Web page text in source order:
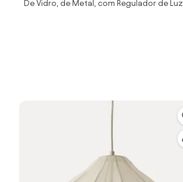
De Vidro, de Metal, com Regulador de Luz